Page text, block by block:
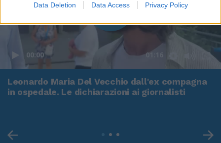
Data Deletion Data Access Privacy Policy
00:00 01:16
Leonardo Maria Del Vecchio dall'ex compagna
in ospedale. Le dichiarazioni ai giornalisti